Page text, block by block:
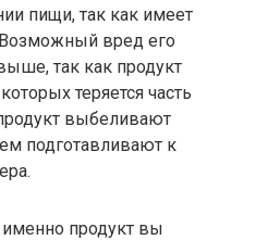
пищи, так как имеет
вред его
так как продукт
теряется часть
выбеливают
подготавливают к
продукт вы